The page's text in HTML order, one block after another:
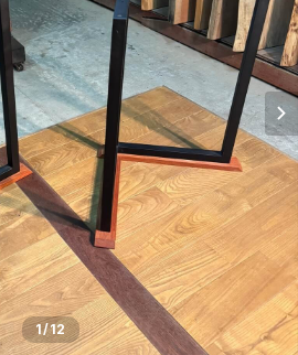
1/12